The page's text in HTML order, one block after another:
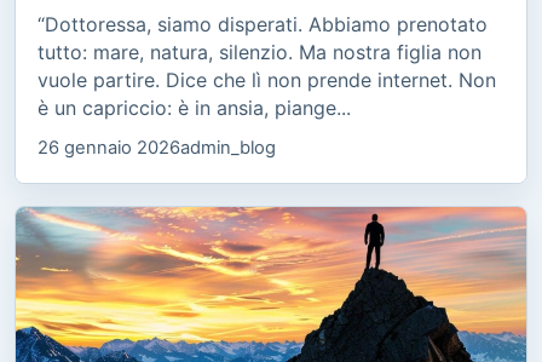
“Dottoressa, siamo disperati. Abbiamo prenotato
tutto: mare, natura, silenzio. Ma nostra figlia non
vuole partire. Dice che lì non prende internet. Non
è un capriccio: è in ansia, piange...
26 gennaio 2026admin_blog